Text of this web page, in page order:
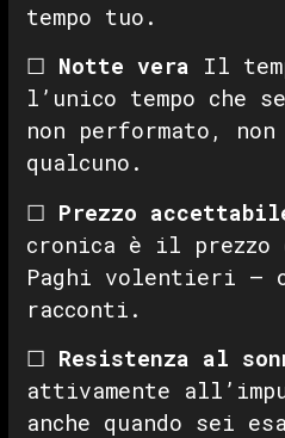
tempo tuo.
☐ Notte vera Il
l’unico tempo che
non performato,
qualcuno.
☐ Prezzo
cronica è il
Paghi volentieri —
racconti.
☐ Resistenza al
attivamente
anche quando sei